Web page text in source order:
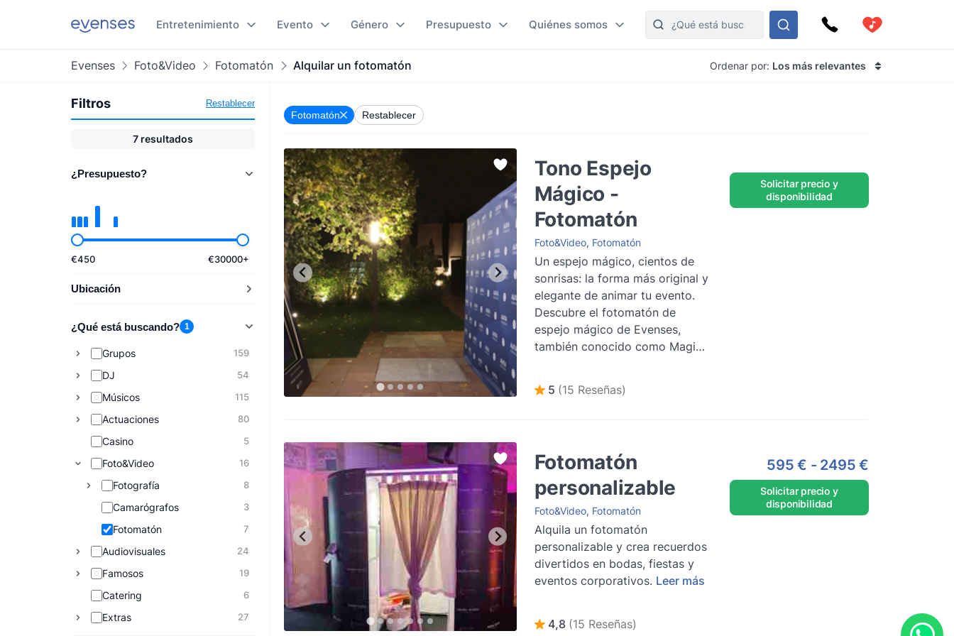
Entretenimiento Evento Género Presupuesto Quiénes somos
Evenses Foto&Video Fotomatón Alquilar un fotomatón Ordenar por: Los más relevantes
Filtros Restablecer
7 resultados
¿Presupuesto?
€450 €30000+
Ubicación
¿Qué está buscando? 1
Grupos 159
DJ 54
Músicos 115
Actuaciones 80
Casino 5
Foto&Video 16
Fotografía 8
Camarógrafos 3
Fotomatón 7
Audiovisuales 24
Famosos 19
Catering 6
Extras 27
Fotomatón Restablecer
Tono Espejo
Mágico -
Fotomatón
Foto&Video, Fotomatón
Un espejo mágico, cientos de
sonrisas: la forma más original y
elegante de animar tu evento.
Descubre el fotomatón de
espejo mágico de Evenses,
también conocido como Magic
5 (15 Reseñas)
Solicitar precio y
disponibilidad
Fotomatón
personalizable
Foto&Video, Fotomatón
Alquila un fotomatón
personalizable y crea recuerdos
divertidos en bodas, fiestas y
eventos corporativos. Leer más
4,8 (15 Reseñas)
595 € - 2495 €
Solicitar precio y
disponibilidad